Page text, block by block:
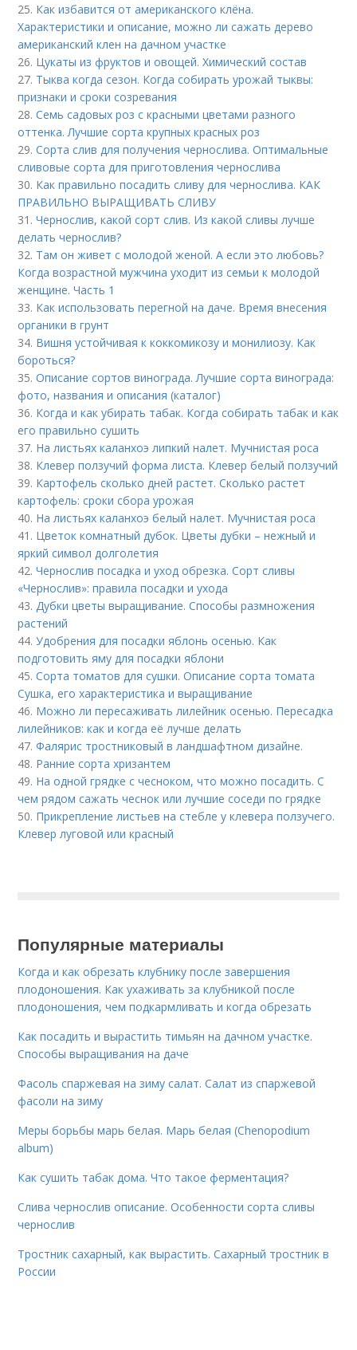
25. Как избавится от американского клёна.
Характеристики и описание, можно ли сажать дерево
американский клен на дачном участке
26. Цукаты из фруктов и овощей. Химический состав
27. Тыква когда сезон. Когда собирать урожай тыквы:
признаки и сроки созревания
28.Семь садовых роз с красными цветами разного
оттенка. Лучшие сорта крупных красных роз
29.Сорта слив для получения чернослива. Оптимальные
сливовые сорта для приготовления чернослива
30. Как правильно посадить сливу для чернослива. КАК
ПРАВИЛЬНО ВЫРАЩИВАТЬ СЛИВУ
31.Чернослив, какой сорт слив. Из какой сливы лучше
делать чернослив?
32. Там он живет с молодой женой. А если это любовь?
Когда возрастной мужчина уходит из семьи к молодой
женщине. Часть 1
33. Как использовать перегной на даче. Время внесения
органики в грунт
34. Вишня устойчивая к коккомикозу и монилиозу. Как
бороться?
35.Описание сортов винограда. Лучшие сорта винограда:
фото, названия и описания (каталог)
36. Когда и как убирать табак. Когда собирать табак и как
его правильно сушить
37. На листьях каланхоэ липкий налет. Мучнистая роса
38. Клевер ползучий форма листа. Клевер белый ползучий
39. Картофель сколько дней растет. Сколько растет
картофель: сроки сбора урожая
40. На листьях каланхоэ белый налет. Мучнистая роса
41. Цветок комнатный дубок. Цветы дубки – нежный и
яркий символ долголетия
42.Чернослив посадка и уход обрезка. Сорт сливы
«Чернослив»: правила посадки и ухода
43. Дубки цветы выращивание. Способы размножения
растений
44.Удобрения для посадки яблонь осенью. Как
подготовить яму для посадки яблони
45.Сорта томатов для сушки. Описание сорта томата
Сушка, его характеристика и выращивание
46. Можно ли пересаживать лилейник осенью. Пересадка
лилейников: как и когда её лучше делать
47.Фалярис тростниковый в ландшафтном дизайне.
48. Ранние сорта хризантем
49. На одной грядке с чесноком, что можно посадить. С
чем рядом сажать чеснок или лучшие соседи по грядке
50. Прикрепление листьев на стебле у клевера ползучего.
Клевер луговой или красный
Популярные материалы
Когда и как обрезать клубнику после завершения
плодоношения. Как ухаживать за клубникой после
плодоношения, чем подкармливать и когда обрезать
Как посадить и вырастить тимьян на дачном участке.
Способы выращивания на даче
Фасоль спаржевая на зиму салат. Салат из спаржевой
фасоли на зиму
Меры борьбы марь белая. Марь белая (Chenopodium
album)
Как сушить табак дома. Что такое ферментация?
Слива чернослив описание. Особенности сорта сливы
чернослив
Тростник сахарный, как вырастить. Сахарный тростник в
России